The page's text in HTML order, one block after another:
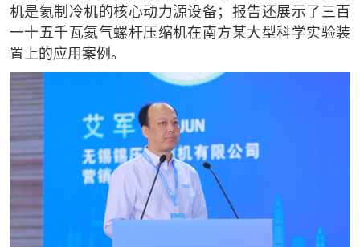
机是氦制冷机的核心动力源设备；报告还展示了三百
一十五千瓦氦气螺杆压缩机在南方某大型科学实验装
置上的应用案例。